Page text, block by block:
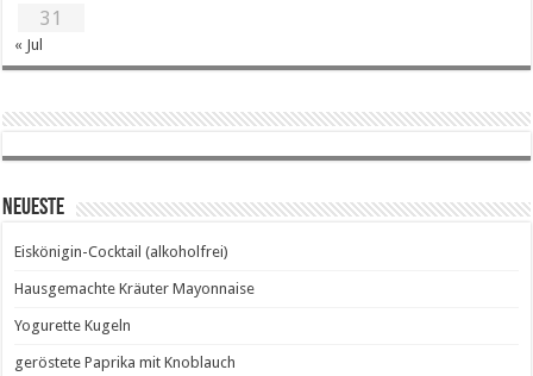
31
« Jul
Neueste
Eiskönigin-Cocktail (alkoholfrei)
Hausgemachte Kräuter Mayonnaise
Yogurette Kugeln
geröstete Paprika mit Knoblauch